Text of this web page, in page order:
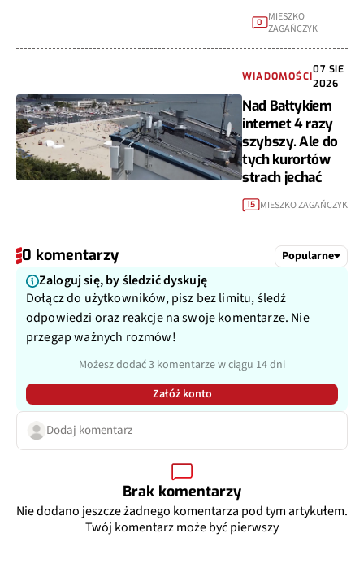
0 MIESZKO
ZAGAŃCZYK
WIADOMOŚCI
07 SIE
2026
Nad Bałtykiem
internet 4 razy
szybszy. Ale do
tych kurortów
strach jechać
15 MIESZKO ZAGAŃCZYK
0 komentarzy Popularne
Zaloguj się, by śledzić dyskuję
Dołącz do użytkowników, pisz bez limitu, śledź
odpowiedzi oraz reakcje na swoje komentarze. Nie
przegap ważnych rozmów!
Możesz dodać 3 komentarze w ciągu 14 dni
Załóż konto
Dodaj komentarz
Brak komentarzy
Nie dodano jeszcze żadnego komentarza pod tym artykułem.
Twój komentarz może być pierwszy